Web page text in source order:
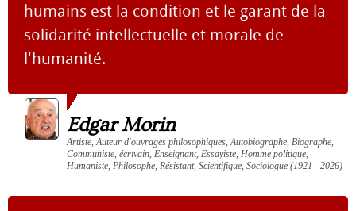
humains est la condition et le garant de la
solidarité intellectuelle et morale de
l'humanité.
Edgar Morin
Artiste, Auteur d'ouvrages philosophiques, Autobiographe, Biographe,
Communiste, écrivain, Enseignant, Essayiste, Homme politique,
Humaniste, Philosophe, Résistant, Scientifique, Sociologue (1921 - 2026)